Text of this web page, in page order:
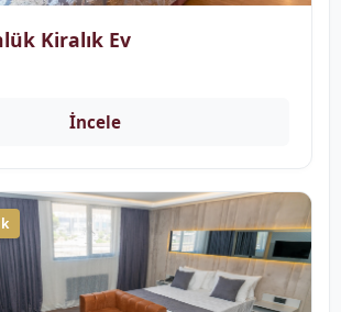
Kiralık Ev
İncele